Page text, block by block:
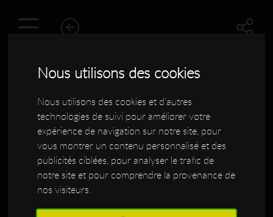
Nous utilisons des cookies
Nous utilisons des cookies et d'autres
technologies de suivi pour améliorer votre
expérience de navigation sur notre site, pour
vous montrer un contenu personnalisé et des
publicités ciblées, pour analyser le trafic de
notre site et pour comprendre la provenance de
nos visiteurs.
Philipe POLI